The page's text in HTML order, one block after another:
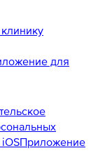
для
Приложение